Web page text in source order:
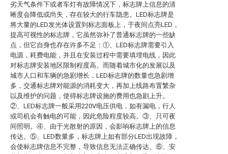
劣天气条件下或者车灯有故障情况下，标志牌上信息的清
晰度会降低或尚失，存在较大的行车隐患。LED标志牌是
将大量的LED发光体设置到标志面板上，于夜间点亮LED，
提高可视性的标志牌，它虽然弥补了普通标志牌的一些缺
点，但它自身也存在许多不足：①、LED标志牌需要引入
电源，耗费电能，并且在安装过程中需要填埋电线，因此
对标志牌安装地区限制程度高。而随着城市化的发展以及
城市人口和车辆的急剧增长，LED标志牌的数量也急剧增
多，交通标志牌对能源的消耗变大，再加上线路布置繁杂
以及维护的问题，使得标志牌设施的费用也急剧上升。
②、LED标志牌一般采用220V电压供电，如有漏电，行人
或司机会有触电的可能，因此危险程度较高。③、只可夜
间照明。④、由于光散射的原因，会影响标志牌上的信息
传达。⑤、LED数量多，标志牌上如有部分LED出现故障，
会使标志牌信息不完整，导致信息无法正确传达。⑥、安